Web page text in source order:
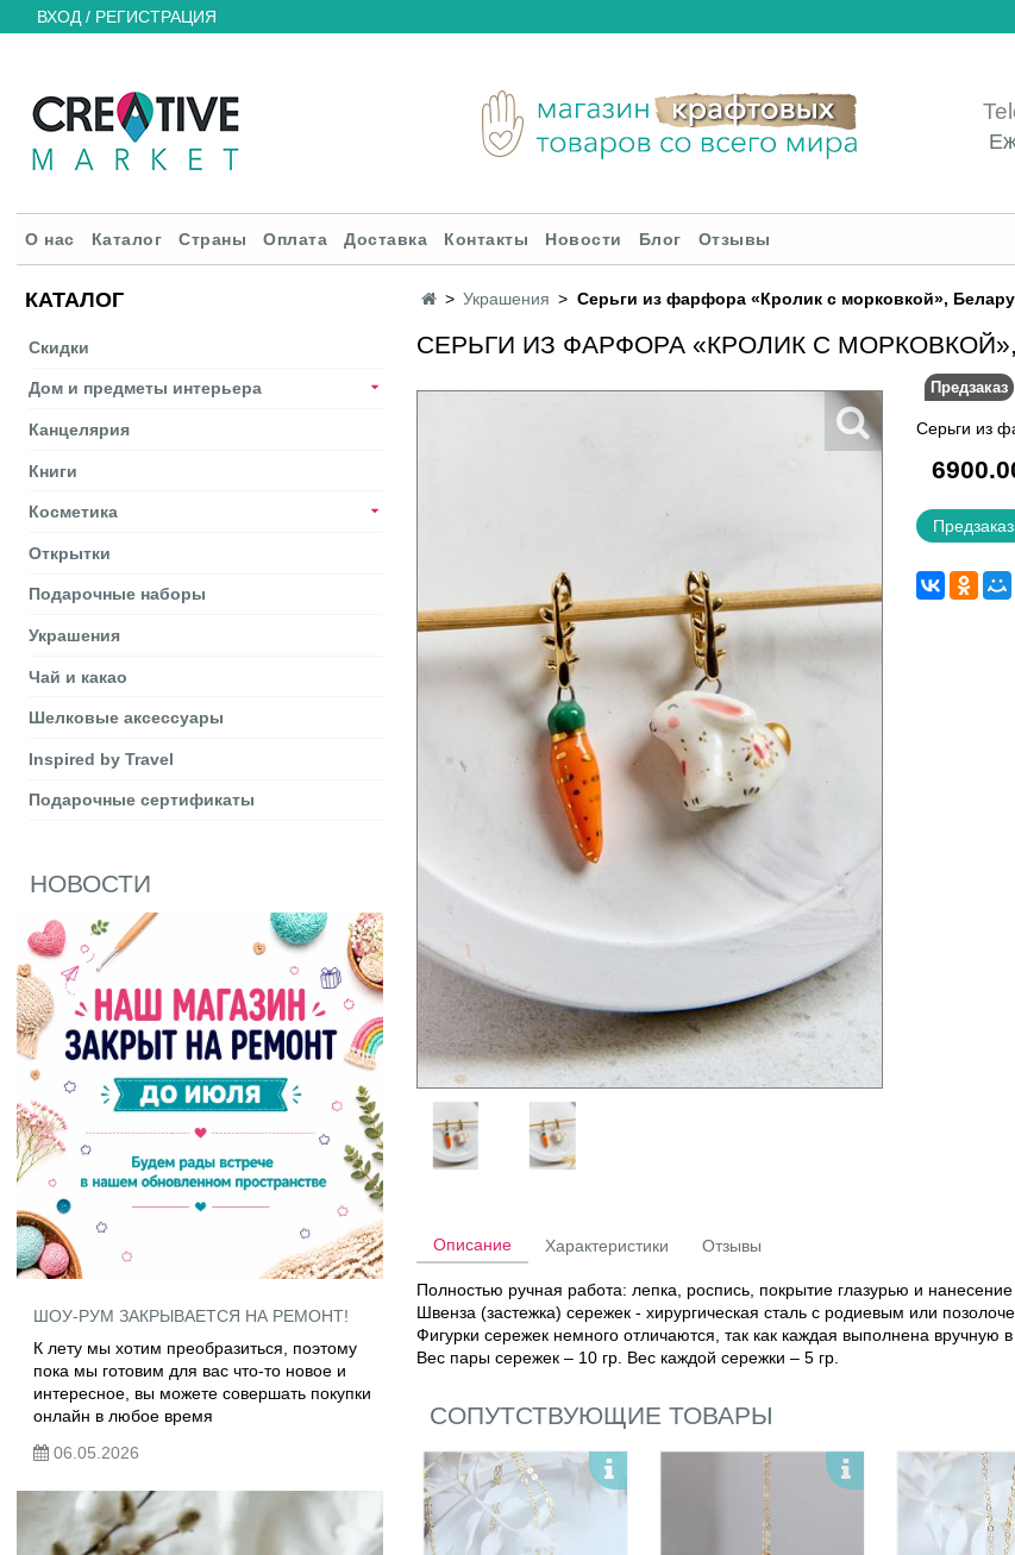
ВХОД / РЕГИСТРАЦИЯ
О нас Каталог Страны Оплата Доставка Контакты Новости Блог Отзывы
КАТАЛОГ
Скидки
Дом и предметы интерьера
Канцелярия
Книги
Косметика
Открытки
Подарочные наборы
Украшения
Чай и какао
Шелковые аксеcсуары
Inspired by Travel
Подарочные сертификаты
НОВОСТИ
ШОУ-РУМ ЗАКРЫВАЕТСЯ НА РЕМОНТ!
К лету мы хотим преобразиться, поэтому
пока мы готовим для вас что-то новое и
интересное, вы можете совершать покупки
онлайн в любое время
06.05.2026
Украшения Серьги из фарфора «Кролик с морковкой»,
СЕРЬГИ ИЗ ФАРФОРА «КРОЛИК С
Предзаказ
Серьги из
Предзаказ
Описание
Полностью ручная работа: лепка, роспись, покрытие глазурью и нанесение
Швенза (застежка) сережек - хирургическая сталь с родиевым или
Фигурки сережек немного отличаются, так как каждая выполнена вручную
Вес пары сережек – 10 гр. Вес каждой сережки – 5 гр.
Характеристики Отзывы
СОПУТСТВУЮЩИЕ ТОВАРЫ